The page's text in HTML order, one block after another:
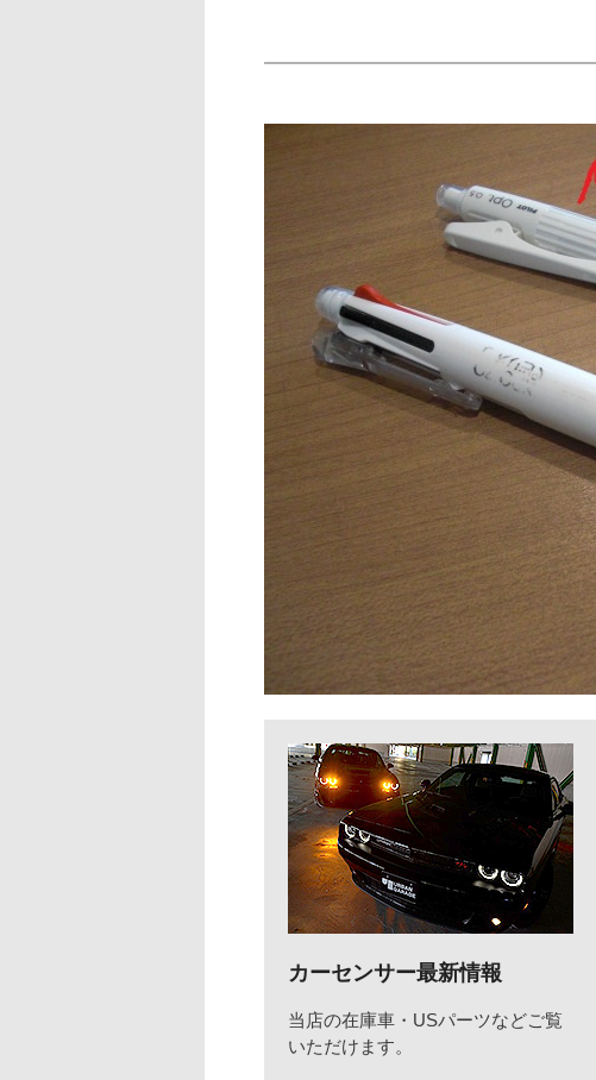
カーセンサー最新情報
当店の在庫車・USパーツなどご覧
いただけます。